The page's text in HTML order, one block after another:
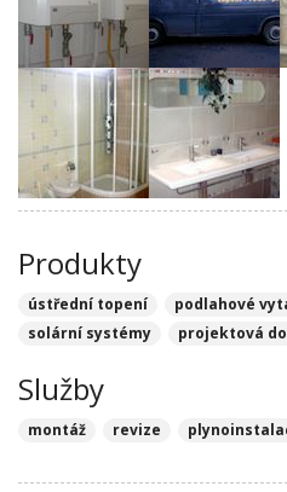
Produkty
ústřední topení podlahové
solární systémy
projektová
Služby
montáž revize